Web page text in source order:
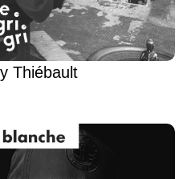
Thiébault